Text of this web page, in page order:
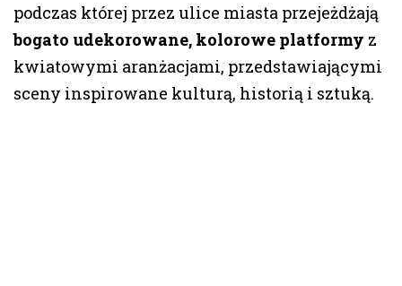
podczas której przez ulice miasta przejeżdżają
bogato udekorowane, kolorowe platformy z
kwiatowymi aranżacjami, przedstawiającymi
sceny inspirowane kulturą, historią i sztuką.